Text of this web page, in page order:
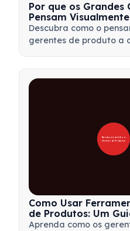
Por que os Grandes
Pensam Visualmente
Descubra como o
gerentes de produto a
mapas mentais e
Revolução da IA na
Gestão de Produtos
Como Usar
de Produtos: Um
Aprenda como os